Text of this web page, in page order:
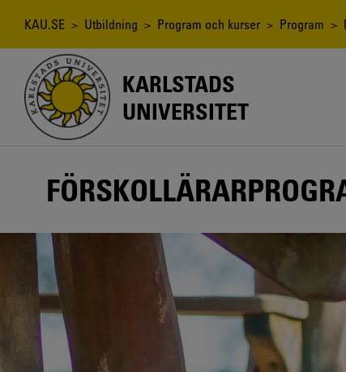
Länkstig
KAU.SE > Utbildning > Program och kurser > Program >
KARLSTADS
UNIVERSITET